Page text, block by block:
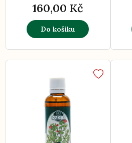
160,00 Kč
Do košíku